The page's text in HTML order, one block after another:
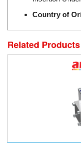
Electro-Sensors
Elektrogas Vietnam
Elektrophysik
elesa-ganter
Country of
Related Products